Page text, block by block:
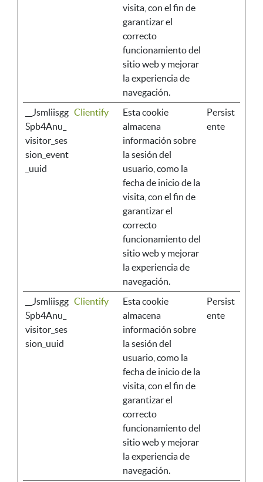
visita, con el fin de
garantizar el
correcto
funcionamiento del
sitio web y mejorar
la experiencia de
navegación.
__Jsmliisgg
Spb4Anu_
visitor_ses
sion_event
_uuid
Clientify
Esta cookie
almacena
información sobre
la sesión del
usuario, como la
fecha de inicio de la
visita, con el fin de
garantizar el
correcto
funcionamiento del
sitio web y mejorar
la experiencia de
navegación.
Persist
ente
__Jsmliisgg
Spb4Anu_
visitor_ses
sion_uuid
Clientify
Esta cookie
almacena
información sobre
la sesión del
usuario, como la
fecha de inicio de la
visita, con el fin de
garantizar el
correcto
funcionamiento del
sitio web y mejorar
la experiencia de
navegación.
Persist
ente